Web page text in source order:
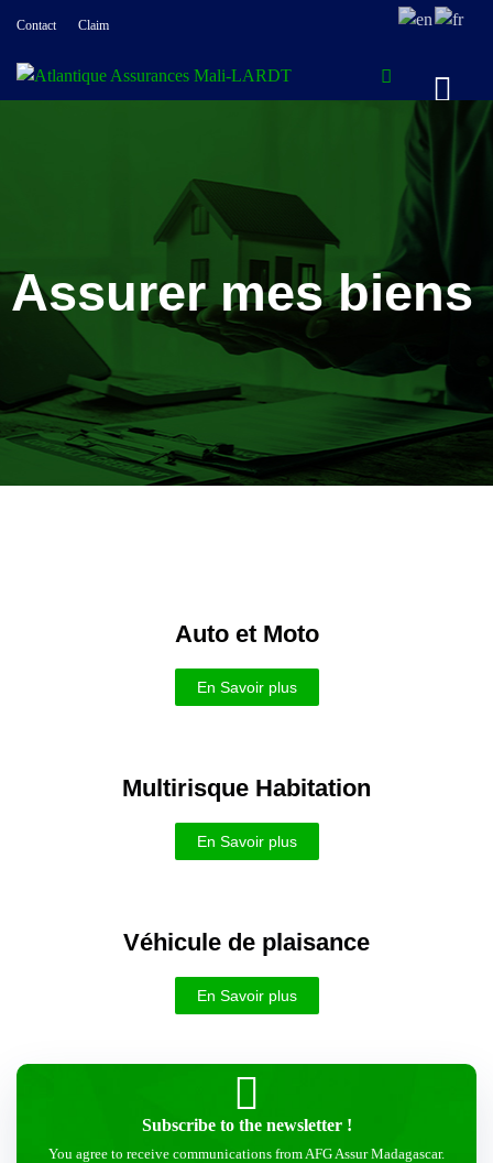
Contact Claim
Assurer mes biens
Auto et Moto
En Savoir plus
Multirisque Habitation
En Savoir plus
Véhicule de plaisance
En Savoir plus
Subscribe to the newsletter !
You agree to receive communications from AFG Assur Madagascar.